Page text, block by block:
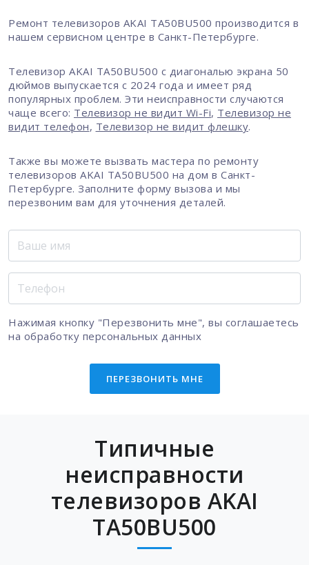
Ремонт телевизоров AKAI TA50BU500 производится в
нашем сервисном центре в Санкт-Петербурге.
Телевизор AKAI TA50BU500 с диагональю экрана 50
дюймов выпускается с 2024 года и имеет ряд
популярных проблем. Эти неисправности случаются
чаще всего: Телевизор не видит Wi-Fi, Телевизор не
видит телефон, Телевизор не видит флешку.
Также вы можете вызвать мастера по ремонту
телевизоров AKAI TA50BU500 на дом в Санкт-
Петербурге. Заполните форму вызова и мы
перезвоним вам для уточнения деталей.
Нажимая кнопку "Перезвонить мне", вы соглашаетесь
на обработку персональных данных
ПЕРЕЗВОНИТЬ МНЕ
Типичные
неисправности
телевизоров AKAI
TA50BU500